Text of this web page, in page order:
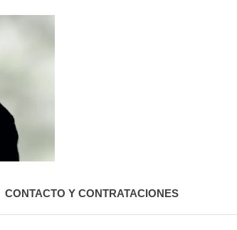
CONTACTO Y CONTRATACIONES